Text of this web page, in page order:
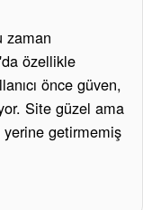
zaman
özellikle
önce güven,
Site güzel ama
getirmemiş